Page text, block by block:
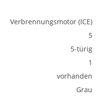
Verbrennungsmotor (ICE)
5
5-türig
1
vorhanden
Grau